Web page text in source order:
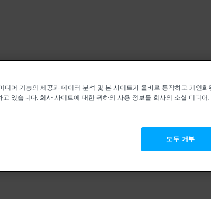
디어 기능의 제공과 데이터 분석 및 본 사이트가 올바로 동작하고 개인화
고 있습니다. 회사 사이트에 대한 귀하의 사용 정보를 회사의 소셜 미디어
모두 거부